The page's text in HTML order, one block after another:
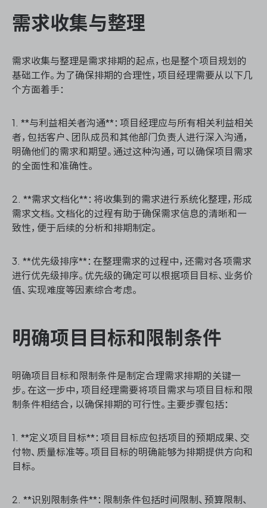
IPD 研发管理
ONES 资讯
需求收集与整理
需求收集与整理是需求排期的起点，也是整个项目规划的
基础工作。为了确保排期的合理性，项目经理需要从以下几
个方面着手：
1. **与利益相关者沟通**：项目经理应与所有相关利益相关
者，包括客户、团队成员和其他部门负责人进行深入沟通，
明确他们的需求和期望。通过这种沟通，可以确保项目需求
的全面性和准确性。
2. **需求文档化**：将收集到的需求进行系统化整理，形成
需求文档。文档化的过程有助于确保需求信息的清晰和一
致性，便于后续的分析和排期制定。
3. **优先级排序**：在整理需求的过程中，还需对各项需求
进行优先级排序。优先级的确定可以根据项目目标、业务价
值、实现难度等因素综合考虑。
明确项目目标和限制条件
明确项目目标和限制条件是制定合理需求排期的关键一
步。在这一步中，项目经理需要将项目需求与项目目标和限
制条件相结合，以确保排期的可行性。主要步骤包括：
1. **定义项目目标**：项目目标应包括项目的预期成果、交
付物、质量标准等。项目目标的明确能够为排期提供方向和
目标。
2. **识别限制条件**：限制条件包括时间限制、预算限制、